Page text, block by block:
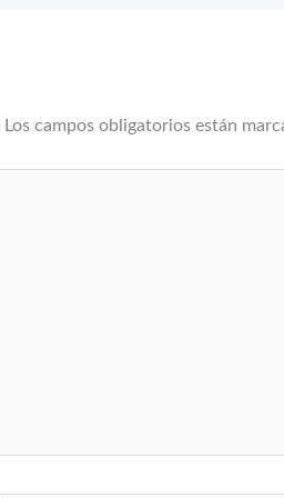
Los campos obligatorios están